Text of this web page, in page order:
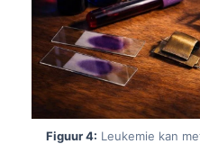
Figuur 4: Leukemie kan